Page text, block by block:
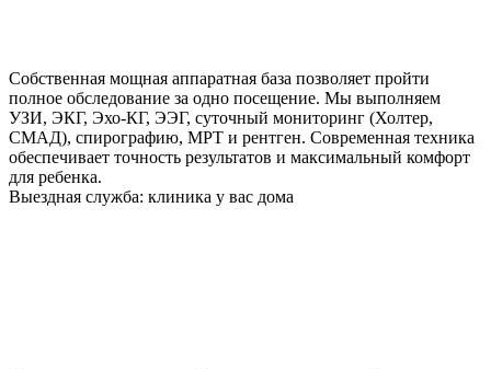
Собственная мощная аппаратная база позволяет пройти
полное обследование за одно посещение. Мы выполняем
УЗИ, ЭКГ, Эхо-КГ, ЭЭГ, суточный мониторинг (Холтер,
СМАД), спирографию, МРТ и рентген. Современная техника
обеспечивает точность результатов и максимальный комфорт
для ребенка.
Выездная служба: клиника у вас дома